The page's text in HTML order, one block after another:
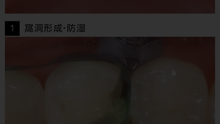
1 窩洞形成・防湿